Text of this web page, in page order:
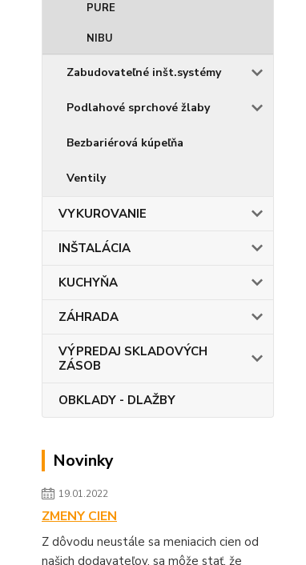
PURE
NIBU
Zabudovateľné inšt.systémy
Podlahové sprchové žlaby
Bezbariérová kúpeľňa
Ventily
VYKUROVANIE
INŠTALÁCIA
KUCHYŇA
ZÁHRADA
VÝPREDAJ SKLADOVÝCH
ZÁSOB
OBKLADY - DLAŽBY
Novinky
19.01.2022
ZMENY CIEN
Z dôvodu neustále sa meniacich cien od
našich dodavateľov, sa môže stať, že